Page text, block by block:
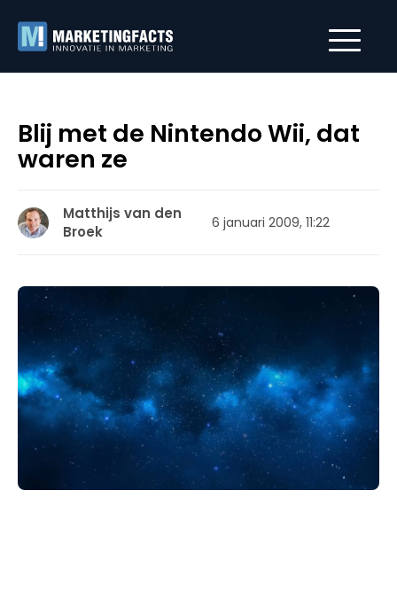
Blij met de Nintendo Wii, dat
waren ze
Matthijs van den
Broek
6 januari 2009, 11:22